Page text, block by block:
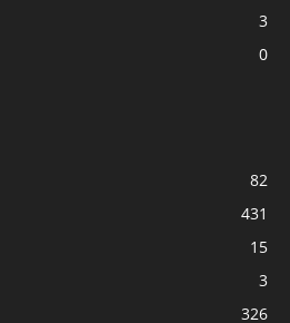
3
0
82
431
15
3
326